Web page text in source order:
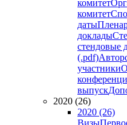
комитет
комитет
даты
доклады
стендовые
(.pdf)
участники
выпуск
2020 (26)
2020 (26)
Визы